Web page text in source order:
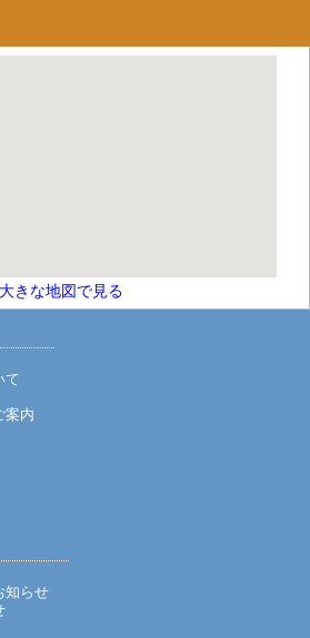
大きな地図で見る
て
案内
知らせ